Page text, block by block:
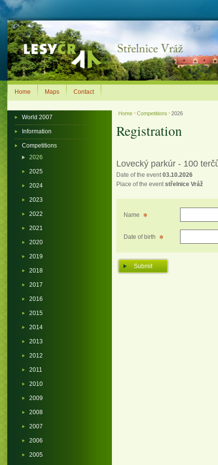
Home > Competitions > 2026
Registration
Lovecký parkúr - 100
Date of the event03.10.2026
Place of the eventstřelnice Vráž
Name
Date of birth
World 2007
Information
Competitions
2026
2025
2024
2023
2022
2021
2020
2019
2018
2017
2016
2015
2014
2013
2012
2011
2010
2009
2008
2007
2006
2005
Home Maps Contact